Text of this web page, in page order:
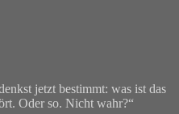
jetzt bestimmt: was ist das
Oder so. Nicht wahr?“